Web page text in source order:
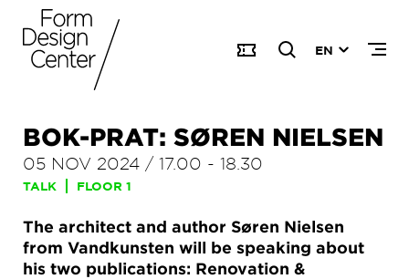
EN
BOK-PRAT: SØREN NIELSEN
05 NOV 2024 / 17.00 - 18.30
TALK FLOOR 1
The architect and author Søren Nielsen
from Vandkunsten will be speaking about
his two publications: Renovation &